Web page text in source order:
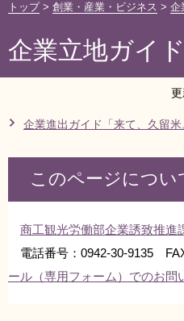
健康・医療・福祉
観光魅力・イベント
計画・政策
リンク集
トップ> 創業・産業・ビジネス > 企
企業立地ガイド
更
企業進出ガイド「来て、久留米
このページにつ
商工観光労働部企業誘致推進
電話番号：0942-30-9135
ール（専用フォーム）でのお問